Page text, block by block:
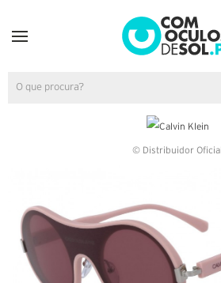
© Distribuidor Oficial